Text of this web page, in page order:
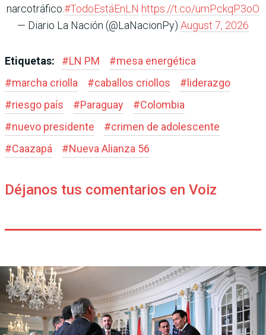
narcotráfico.#TodoEstáEnLN https://t.co/umPckqP3oO
— Diario La Nación (@LaNacionPy) August 7, 2026
Etiquetas: #LN PM #mesa energética
#marcha criolla #caballos criollos # liderazgo
#riesgo país #Paraguay #Colombia
#nuevo presidente #crimen de adolescente
#Caazapá #Nueva Alianza 56
Déjanos tus comentarios en Voiz